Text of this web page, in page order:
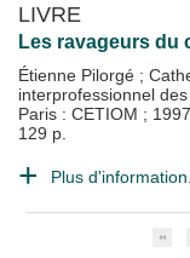
LIVRE
Les ravageurs du
Étienne Pilorgé ;
interprofessionnel
Paris : CETIOM ; 1997
129 p.
Plus